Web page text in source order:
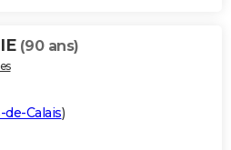
(90 ans)
de-Calais)